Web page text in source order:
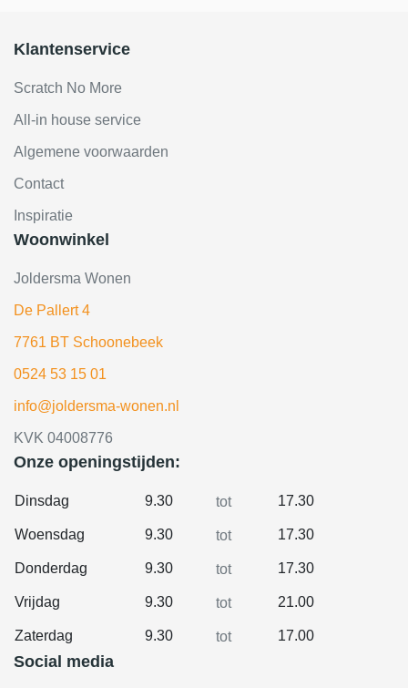
Klantenservice
Scratch No More
All-in house service
Algemene voorwaarden
Contact
Inspiratie
Woonwinkel
Joldersma Wonen
De Pallert 4
7761 BT Schoonebeek
0524 53 15 01
info@joldersma-wonen.nl
KVK 04008776
Onze openingstijden:
Dinsdag 9.30 tot 17.30
Woensdag 9.30 tot 17.30
Donderdag 9.30 tot 17.30
Vrijdag 9.30 tot 21.00
Zaterdag 9.30 tot 17.00
Social media